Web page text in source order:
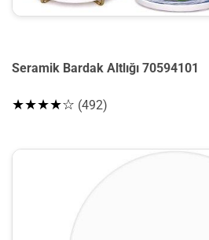
Seramik Bardak Altlığı 70594101
★★★★☆ (492)